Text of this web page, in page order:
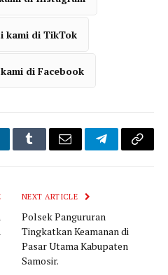
kami di TikTok
di Facebook
TumblrEmail TelegramCopy
NEXT ARTICLE
Polsek Pangururan
Tingkatkan Keamanan di
Pasar Utama Kabupaten
Samosir.